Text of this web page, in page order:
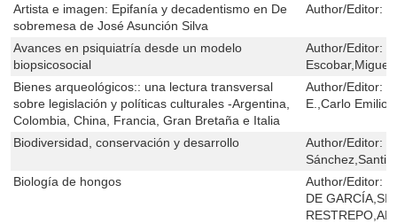
Artista e imagen: Epifanía y decadentismo en De
sobremesa de José Asunción Silva
Author/Editor:
Avances en psiquiatría desde un modelo
biopsicosocial
Author/Editor:
Escobar,Miguel
Bienes arqueológicos:: una lectura transversal
sobre legislación y políticas culturales -Argentina,
Colombia, China, Francia, Gran Bretaña e Italia
Author/Editor:
E.,Carlo Emilio
Biodiversidad, conservación y desarrollo Author/Editor:
Biología de hongos
Author/Editor:
DE